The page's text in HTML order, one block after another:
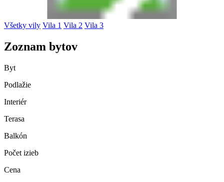
Všetky vily Vila 1 Vila 2 Vila 3
Zoznam bytov
Byt
Podlažie
Interiér
Terasa
Balkón
Počet izieb
Cena